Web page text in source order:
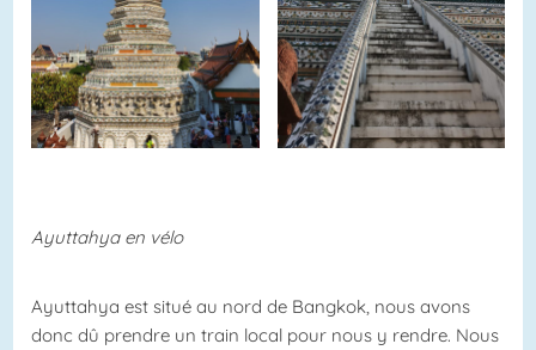
Ayuttahya en vélo
Ayuttahya est situé au nord de Bangkok, nous avons
donc dû prendre un train local pour nous y rendre. Nous